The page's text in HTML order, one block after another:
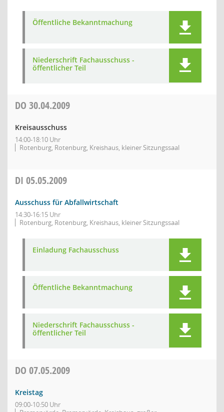
Öffentliche Bekanntmachung
Niederschrift Fachausschuss -
öffentlicher Teil
DO 30.04.2009
Kreisausschuss
14:00-18:10 Uhr
Rotenburg, Rotenburg, Kreishaus, kleiner Sitzungssaal
DI 05.05.2009
Ausschuss für Abfallwirtschaft
14:30-16:15 Uhr
Rotenburg, Rotenburg, Kreishaus, kleiner Sitzungssaal
Einladung Fachausschuss
Öffentliche Bekanntmachung
Niederschrift Fachausschuss -
öffentlicher Teil
DO 07.05.2009
Kreistag
09:00-10:50 Uhr